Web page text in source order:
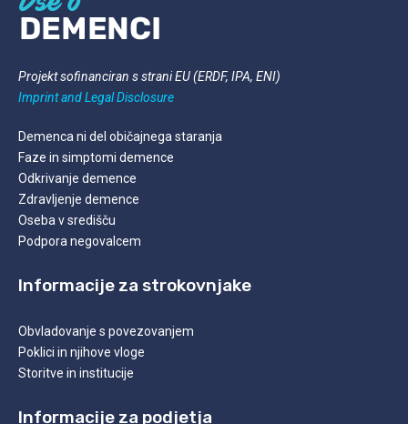
Projekt sofinanciran s strani EU (ERDF, IPA, ENI)
Imprint and LegalDisclosure
Demenca ni del običajnega staranja
Faze in simptomi demence
Odkrivanje demence
Zdravljenje demence
Oseba v središču
Podpora negovalcem
Informacije za strokovnjake
Obvladovanje s povezovanjem
Poklici in njihove vloge
Storitve in institucije
Informacije za podjetja